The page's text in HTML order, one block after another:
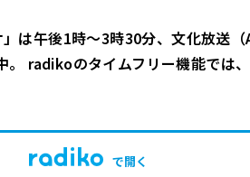
は午後1時～3時30分、文化放送（
radikoのタイムフリー機能では
で開く